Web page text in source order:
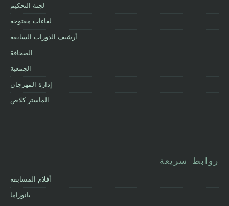
لجنة التحكيم
لقاءات مفتوحة
أرشيف الدورات السابقة
الصحافة
الجمعية
إدارة المهرجان
الماستر كلاص
روابط سريعة
أفلام المسابقة
بانوراما